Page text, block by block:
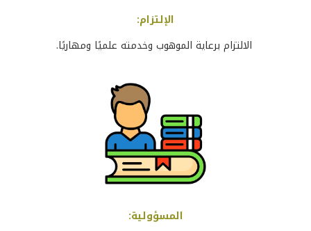
الإلتزام:
الالتزام برعاية الموهوب وخدمته علميًا ومهاريًا.
المسؤولية: